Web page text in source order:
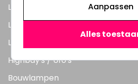
LED Lampen
LED TL Buizen
LED Panelen
Highbay's / Ufo's
Bouwlampen
Aanpassen
Alles